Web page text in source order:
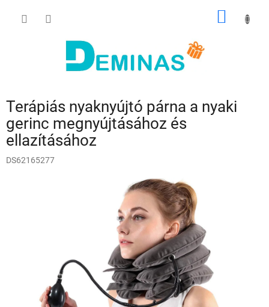
KOSÁR
Terápiás nyaknyújtó párna a nyaki
gerinc megnyújtásához és
ellazításához
DS62165277